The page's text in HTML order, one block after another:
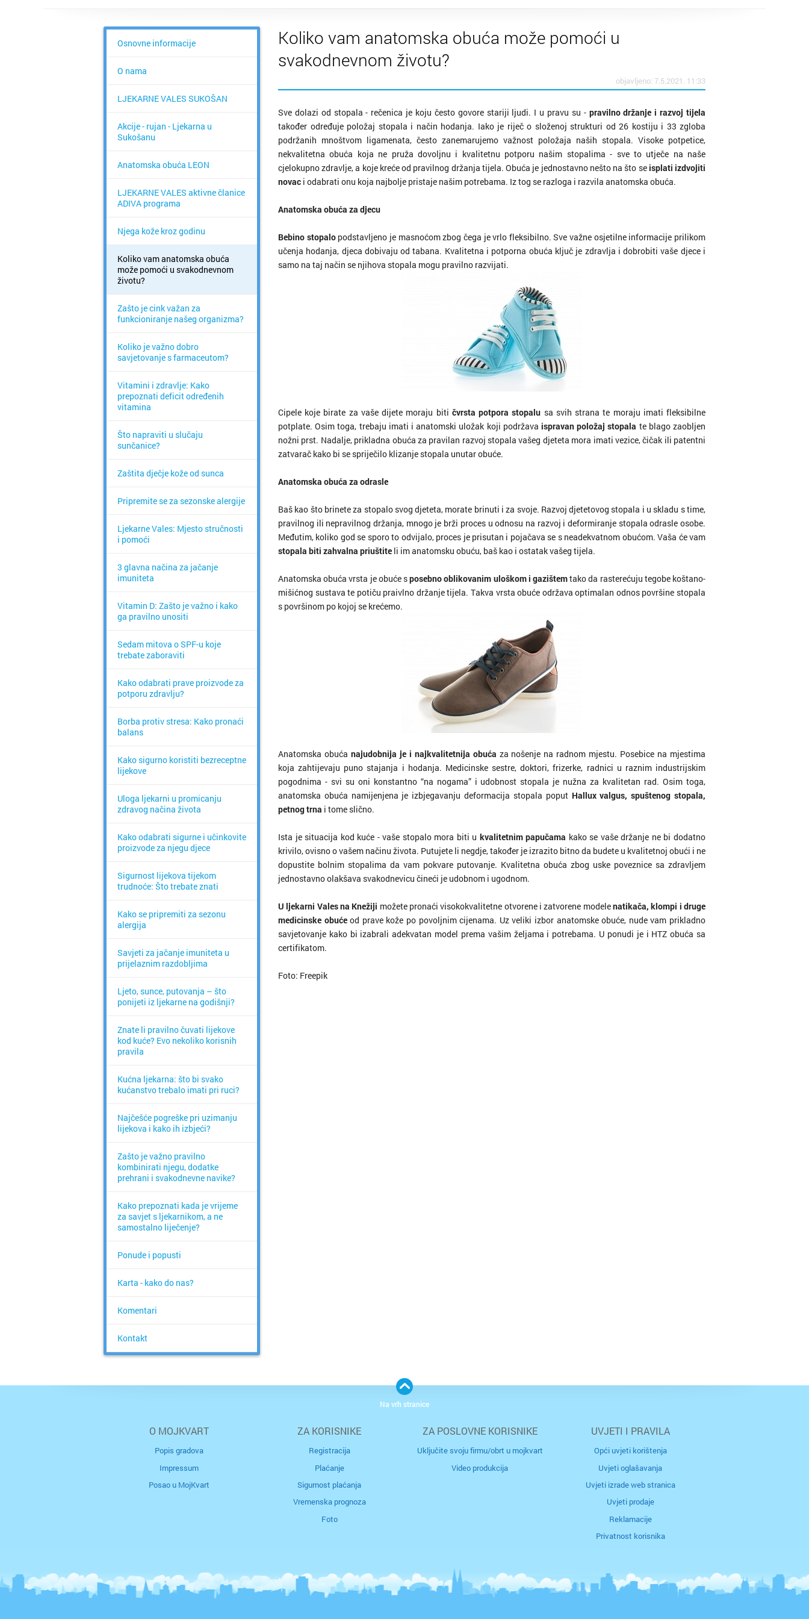
Bjelovar
Daruvar
Buzin
Dubec
Osnovne informacije
O nama
LJEKARNE VALES SUKOŠAN
Akcije - rujan - Ljekarna u
Sukošanu
Anatomska obuća LEON
LJEKARNE VALES aktivne članice
ADIVA programa
Njega kože kroz godinu
Koliko vam anatomska obuća
može pomoći u svakodnevnom
životu?
Zašto je cink važan za
funkcioniranje našeg organizma?
Koliko je važno dobro
savjetovanje s farmaceutom?
Vitamini i zdravlje: Kako
prepoznati deficit određenih
vitamina
Što napraviti u slučaju
sunčanice?
Zaštita dječje kože od sunca
Pripremite se za sezonske alergije
Ljekarne Vales: Mjesto stručnosti
i pomoći
3 glavna načina za jačanje
imuniteta
Vitamin D: Zašto je važno i kako
ga pravilno unositi
Sedam mitova o SPF-u koje
trebate zaboraviti
Kako odabrati prave proizvode za
potporu zdravlju?
Borba protiv stresa: Kako pronaći
balans
Kako sigurno koristiti bezreceptne
lijekove
Uloga ljekarni u promicanju
zdravog načina života
Kako odabrati sigurne i učinkovite
proizvode za njegu djece
Sigurnost lijekova tijekom
trudnoće: Što trebate znati
Kako se pripremiti za sezonu
alergija
Savjeti za jačanje imuniteta u
prijelaznim razdobljima
Ljeto, sunce, putovanja – što
ponijeti iz ljekarne na godišnji?
Znate li pravilno čuvati lijekove
kod kuće? Evo nekoliko korisnih
pravila
Kućna ljekarna: što bi svako
kućanstvo trebalo imati pri ruci?
Najčešće pogreške pri uzimanju
lijekova i kako ih izbjeći?
Zašto je važno pravilno
kombinirati njegu, dodatke
prehrani i svakodnevne navike?
Kako prepoznati kada je vrijeme
za savjet s ljekarnikom, a ne
samostalno liječenje?
Ponude i popusti
Karta - kako do nas?
Komentari
Kontakt
Koliko vam anatomska obuća može pomoći u
svakodnevnom životu?
objavljeno: 7.5.2021. 11:33
Sve dolazi od stopala - rečenica je koju često govore stariji ljudi. I u pravu su - pravilno držanje i razvoj tijela
također određuje položaj stopala i način hodanja. Iako je riječ o složenoj strukturi od 26 kostiju i 33 zgloba
podržanih mnoštvom ligamenata, često zanemarujemo važnost položaja naših stopala. Visoke potpetice,
nekvalitetna obuća koja ne pruža dovoljnu i kvalitetnu potporu našim stopalima - sve to utječe na naše
cjelokupno zdravlje, a koje kreće od pravilnog držanja tijela. Obuća je jednostavno nešto na što seisplati izdvojiti
novac i odabrati onu koja najbolje pristaje našim potrebama. Iz tog se razloga i razvila anatomska obuća.
Anatomska obuća za djecu
Bebino stopalopodstavljeno je masnoćom zbog čega je vrlo fleksibilno. Sve važne osjetilne informacije prilikom
učenja hodanja, djeca dobivaju od tabana. Kvalitetna i potporna obuća ključ je zdravlja i dobrobiti vaše djece i
samo na taj način se njihova stopala mogu pravilno razvijati.
Cipele koje birate za vaše dijete moraju biti čvrsta potpora stopalu sa svih strana te moraju imati fleksibilne
potplate. Osim toga, trebaju imati i anatomski uložak koji podržava ispravan položaj stopala te blago zaobljen
nožni prst. Nadalje, prikladna obuća za pravilan razvoj stopala vašeg djeteta mora imati vezice, čičak ili patentni
zatvarač kako bi se spriječilo klizanje stopala unutar obuće.
Anatomska obuća za odrasle
Baš kao što brinete za stopalo svog djeteta, morate brinuti i za svoje. Razvoj djetetovog stopala i u skladu s time,
pravilnog ili nepravilnog držanja, mnogo je brži proces u odnosu na razvoj i deformiranje stopala odrasle osobe.
Međutim, koliko god se sporo to odvijalo, proces je prisutan i pojačava se s neadekvatnom obućom. Vaša će vam
stopala biti zahvalna priuštite li im anatomsku obuću, baš kao i ostatak vašeg tijela.
Anatomska obuća vrsta je obuće sposebno oblikovanim uloškom i gazištemtako da rasterećuju tegobe koštano-
mišićnog sustava te potiču praivlno držanje tijela. Takva vrsta obuće održava optimalan odnos površine stopala
s površinom po kojoj se krećemo.
Anatomska obuća najudobnija je i najkvalitetnija obuća za nošenje na radnom mjestu. Posebice na mjestima
koja zahtijevaju puno stajanja i hodanja. Medicinske sestre, doktori, frizerke, radnici u raznim industrijskim
pogodnima - svi su oni konstantno “na nogama” i udobnost stopala je nužna za kvalitetan rad. Osim toga,
anatomska obuća namijenjena je izbjegavanju deformacija stopala poput Hallux valgus, spuštenog stopala,
petnog trna i tome slično.
Ista je situacija kod kuće - vaše stopalo mora biti u kvalitetnim papučama kako se vaše držanje ne bi dodatno
krivilo, ovisno o vašem načinu života. Putujete li negdje, također je izrazito bitno da budete u kvalitetnoj obući i ne
dopustite bolnim stopalima da vam pokvare putovanje. Kvalitetna obuća zbog uske poveznice sa zdravljem
jednostavno olakšava svakodnevicu čineći je udobnom i ugodnom.
U ljekarni Vales na Knežiji možete pronaći visokokvalitetne otvorene i zatvorene modelenatikača, klompi i druge
medicinske obućeod prave kože po povoljnim cijenama. Uz veliki izbor anatomske obuće, nude vam prikladno
savjetovanje kako bi izabrali adekvatan model prema vašim željama i potrebama. U ponudi je i HTZ obuća sa
certifikatom.
Foto: Freepik
O MOJKVART
Popis gradova
Impressum
Posao u MojKvart
ZA KORISNIKE
Registracija
Plaćanje
Sigurnost plaćanja
Vremenska prognoza
Foto
ZA POSLOVNE KORISNIKE
Uključite svoju firmu/obrt u mojkvart
Video produkcija
UVJETI I PRAVILA
Opći uvjeti korištenja
Uvjeti oglašavanja
Uvjeti izrade web stranica
Uvjeti prodaje
Reklamacije
Privatnost korisnika
Na vrh stranice